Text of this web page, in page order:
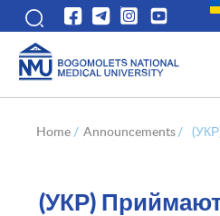
Home / Announcements/
(УКР)